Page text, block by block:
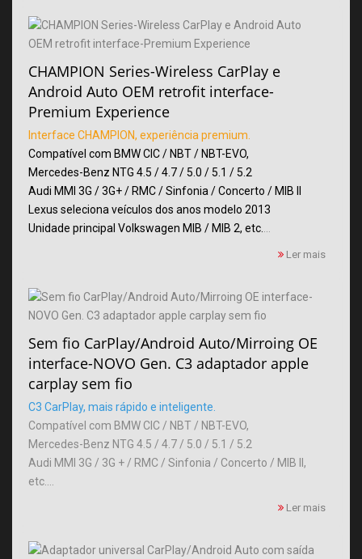
CHAMPION Series-Wireless CarPlay e
Android Auto OEM retrofit interface-
Premium Experience
Interface CHAMPION, experiência premium.
Compatível com BMW CIC / NBT / NBT-EVO,
Mercedes-Benz NTG 4.5 / 4.7 / 5.0 / 5.1 / 5.2
Audi MMI 3G / 3G+ / RMC / Sinfonia / Concerto / MIB II
Lexus seleciona veículos dos anos modelo 2013
Unidade principal Volkswagen MIB / MIB 2, etc.
Ler mais
Sem fio CarPlay/Android Auto/Mirroing OE
interface-NOVO Gen. C3 adaptador apple
carplay sem fio
C3 CarPlay, mais rápido e inteligente.
Compatível com BMW CIC / NBT / NBT-EVO,
Mercedes-Benz NTG 4.5 / 4.7 / 5.0 / 5.1 / 5.2
Audi MMI 3G / 3G + / RMC / Sinfonia / Concerto / MIB II,
etc....
Ler mais